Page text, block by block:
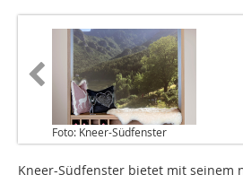
Foto: Kneer-Südfenster
Kneer-Südfenster bietet mit seinem